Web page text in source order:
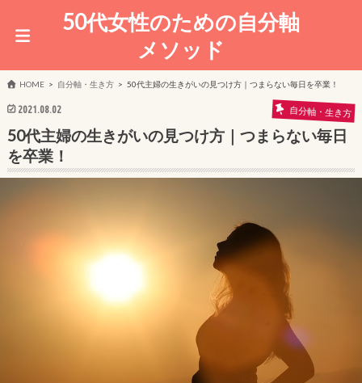
50代女性のための自分軸
メソッド
HOME 自分軸・生き方 50代主婦の生きがいの見つけ方｜つまらない毎日を卒業！
2021.08.02 自分軸・生き方
50代主婦の生きがいの見つけ方｜つまらない毎日
を卒業！